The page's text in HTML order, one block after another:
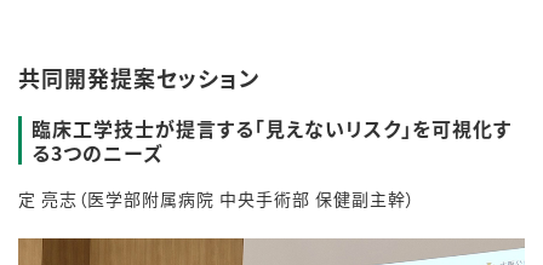
共同開発提案セッション
臨床工学技士が提言する「見えないリスク」を可視化す
る3つのニーズ
定 亮志（医学部附属病院 中央手術部 保健副主幹）